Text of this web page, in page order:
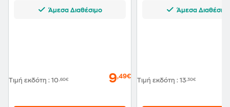
Άμεσα Διαθέσιμο
Τιμή εκδότη : 10,60€ 9,49€
Άμεσα Διαθέσιμο
Τιμή εκδότη : 13,30€